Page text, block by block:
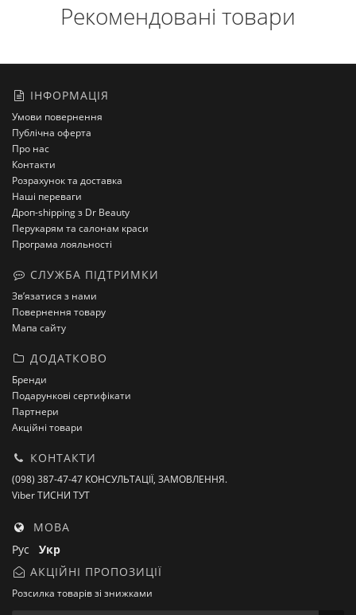
Рекомендовані товари
ІНФОРМАЦІЯ
Умови повернення
Публічна оферта
Про нас
Контакти
Розрахунок та доставка
Наші переваги
Дроп-shipping з Dr Beauty
Перукарям та салонам краси
Програма лояльності
СЛУЖБА ПІДТРИМКИ
Зв’язатися з нами
Повернення товару
Мапа сайту
ДОДАТКОВО
Бренди
Подарункові сертифікати
Партнери
Акційні товари
КОНТАКТИ
(098) 387-47-47 КОНСУЛЬТАЦІЇ, ЗАМОВЛЕННЯ.
Viber ТИСНИ ТУТ
МОВА
Рус Укр
АКЦІЙНІ ПРОПОЗИЦІЇ
Розсилка товарів зі знижками